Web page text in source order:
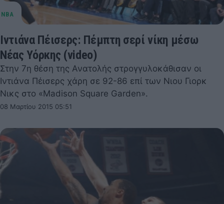
Ιντιάνα Πέισερς: Πέμπτη σερί νίκη μέσω
Νέας Υόρκης (video)
Στην 7η θέση της Ανατολής στρογγυλοκάθισαν οι
Ιντιάνα Πέισερς χάρη σε 92-86 επί των Νιου Γιορκ
Νικς στο «Madison Square Garden».
08 Μαρτίου 2015 05:51